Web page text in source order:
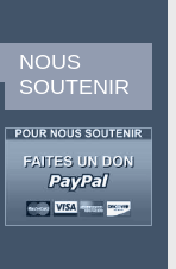
NOUS
SOUTENIR